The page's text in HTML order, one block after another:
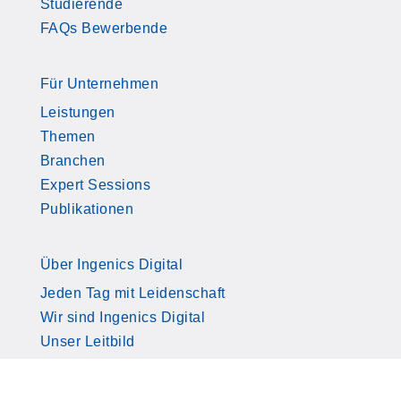
Studierende
FAQs Bewerbende
Für Unternehmen
Leistungen
Themen
Branchen
Expert Sessions
Publikationen
Über Ingenics Digital
Jeden Tag mit Leidenschaft
Wir sind Ingenics Digital
Unser Leitbild